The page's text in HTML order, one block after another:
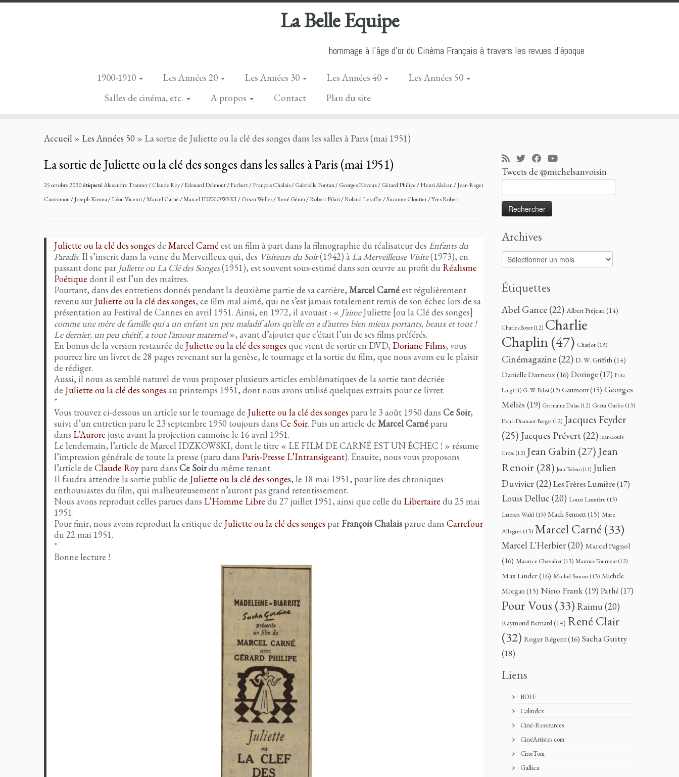
La Belle Equipe
hommage à l'âge d'or du Cinéma Français à travers les revues d'époque
1900-1910 Les Années 20 Les Années 30 Les Années 40
Les Années 50
Salles de cinéma, etc.
A propos Contact Plan du site
Accueil » Les Années 50 » La sortie de Juliette ou la clé des songes dans les salles à Paris (mai 1951)
La sortie de Juliette ou la clé des songes dans les salles à Paris (mai 1951)
25 octobre 2020 étiquetéAlexandre Trauner/Claude Roy/Edouard Delmont/Ferbert/François Chalais/Gabrielle Fontan/Georges Neveux/Gérard Philipe/Henri Alekan/Jean-Roger
Caussimon/Joseph Kosma/Léon Vicenti/Marcel Carné/Marcel IDZKOWSKI/Orson Welles/René Génin/Robert Pilati/Roland Lesaffre/Suzanne Cloutier/Yves Robert
Juliette ou la clé des songes de Marcel Carné est un film à part dans la filmographie du réalisateur des Enfants du
Paradis. Il s’inscrit dans la veine du Merveilleuxqui, des Visiteurs du Soir(1942) àLa Merveilleuse Visite(1973), en
passant donc par Juliette ou La Clé des Songes(1951), est souvent sous-estimé dans son œuvre au profit du Réalisme
Poétique dont il est l’un des maîtres.
Pourtant, dans des entretiens donnés pendant la deuxième partie de sa carrière, Marcel Carnéest régulièrement
revenu sur Juliette ou la clé des songes, ce film mal aimé, qui ne s’est jamais totalement remis de son échec lors de sa
présentation au Festival de Cannes en avril 1951. Ainsi, en 1972, il avouait : « J’aimeJuliette [ou la Clé des songes]
comme une mère de famille qui a un enfant un peu maladif alors qu’elle en a d’autres bien mieux portants, beaux et tout !
Le dernier, un peu chétif, a tout l’amour maternel», avant d’ajouter que c’était l’un de ses films préférés.
En bonus de la version restaurée de Juliette ou la clé des songes que vient de sortir en DVD, Doriane Films, vous
pourrez lire un livret de 28 pages revenant sur la genèse, le tournage et la sortie du film, que nous avons eu le plaisir
de rédiger.
Aussi, il nous as semblé naturel de vous proposer plusieurs articles emblématiques de la sortie tant décriée
de Juliette ou la clé des songes au printemps 1951, dont nous avons utilisé quelques extraits pour ce livret.
*
Vous trouvez ci-dessous un article sur le tournage de Juliette ou la clé des songes paru le 3 août 1950 dans Ce Soir,
suivi d’un entretien paru le 23 septembre 1950 toujours dans Ce Soir. Puis un article de Marcel Carné paru
dans L’Aurore juste avant la projection cannoise le 16 avril 1951.
Le lendemain, l’article de Marcel IDZKOWSKI, dont le titre « LE FILM DE CARNÉ EST UN ÉCHEC ! » résume
l’impression générale de toute la presse (paru dans Paris-Presse L’Intransigeant). Ensuite, nous vous proposons
l’article de Claude Roy paru dans Ce Soirdu même tenant.
Il faudra attendre la sortie public de Juliette ou la clé des songes, le 18 mai 1951, pour lire des chroniques
enthousiastes du film, qui malheureusement n’auront pas grand retentissement.
Nous avons reproduit celles parues dans L’Homme Libre du 27 juillet 1951, ainsi que celle du Libertaire du 25 mai
1951.
Pour finir, nous avons reproduit la critique de Juliette ou la clé des songes par François Chalais parue dans Carrefour
du 22 mai 1951.
*
Bonne lecture !
Tweets de @michelsanvoisin
Archives
Archives
Étiquettes
Abel Gance(22) Albert Préjean(14)
Charles Boyer(12) Charlie
Chaplin(47) Charlot (13)
Cinémagazine(22) D. W. Griffith(14)
Danielle Darrieux(16) Doringe(17) Fritz
Lang(11) G. W. Pabst(12) Gaumont(15) Georges
Méliès (19) Germaine Dulac (12) Greta Garbo (13)
Henri Diamant-Berger(12) Jacques Feyder
(25) Jacques Prévert(22) Jean-Louis
Croze (12) Jean Gabin (27) Jean
Renoir (28) Jean Tedesco(11) Julien
Duvivier(22)Les Frères Lumière(17)
Louis Delluc (20) Louis Lumière (13)
Lucien Wahl (13) Mack Sennett(15) Marc
Allegret (13) Marcel Carné (33)
Marcel L'Herbier(20) Marcel Pagnol
(16) Maurice Chevalier (13) Maurice Tourneur(12)
Max Linder(16) Michel Simon (13) Michèle
Morgan(15) Nino Frank(19) Pathé(17)
Pour Vous (33) Raimu(20)
Raymond Bernard(14) René Clair
(32) Roger Régent(16) Sacha Guitry
(18)
Liens
BDFF
Calindex
Ciné-Ressources
CinéArtistes.com
CineTom
Gallica